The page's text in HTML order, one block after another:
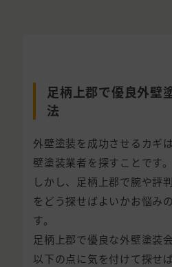
足柄上郡で優良外壁
法
外壁塗装を成功させるカギ
壁塗装業者を探すことです。
しかし、足柄上郡で腕や評
をどう探せばよいかお悩み
す。
足柄上郡で優良な外壁塗装
以下の点に気を付けて探せ